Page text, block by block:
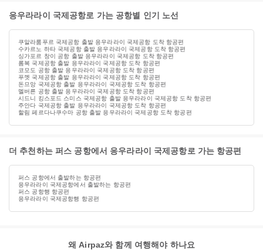
응우라라이 국제공항로 가는 공항별 인기 노선
쿠알라룸푸르 국제공항 출발 응우라라이 국제공항 도착 항공편
수카르노 하타 국제공항 출발 응우라라이 국제공항 도착 항공편
싱가포르 창이 공항 출발 응우라라이 국제공항 도착 항공편
롬복 국제공항 출발 응우라라이 국제공항 도착 항공편
코모도 공항 출발 응우라라이 국제공항 도착 항공편
푸껫 국제공항 출발 응우라라이 국제공항 도착 항공편
돈므앙 국제공항 출발 응우라라이 국제공항 도착 항공편
멜버른 공항 출발 응우라라이 국제공항 도착 항공편
시드니 킹스포드 스미스 국제공항 출발 응우라라이 국제공항 도착 항공편
주안다 국제공항 출발 응우라라이 국제공항 도착 항공편
할림 페르다나쿠수마 공항 출발 응우라라이 국제공항 도착 항공편
더 추천하는 퍼스 공항에서 응우라라이 국제공항로 가는 항공편
퍼스 공항에서 출발하는 항공편
응우라라이 국제공항에서 출발하는 항공편
퍼스 공항행 항공편
응우라라이 국제공항행 항공편
왜 Airpaz와 함께 여행해야 하나요